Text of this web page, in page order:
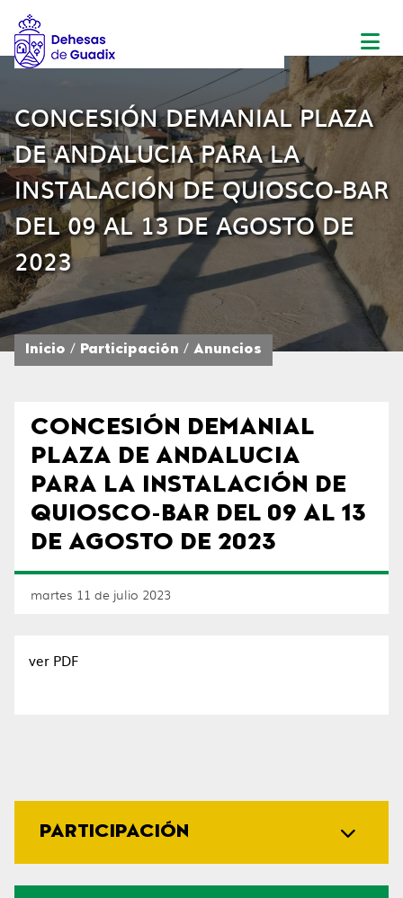
CONCESIÓN DEMANIAL PLAZA
DE ANDALUCIA PARA LA
INSTALACIÓN DE QUIOSCO-BAR
DEL 09 AL 13 DE AGOSTO DE
2023
Inicio Participación Anuncios
PARTICIPACIÓN
CONCESIÓN DEMANIAL
PLAZA DE ANDALUCIA
PARA LA INSTALACIÓN DE
QUIOSCO-BAR DEL 09 AL 13
DE AGOSTO DE 2023
martes 11 de julio 2023
ver PDF